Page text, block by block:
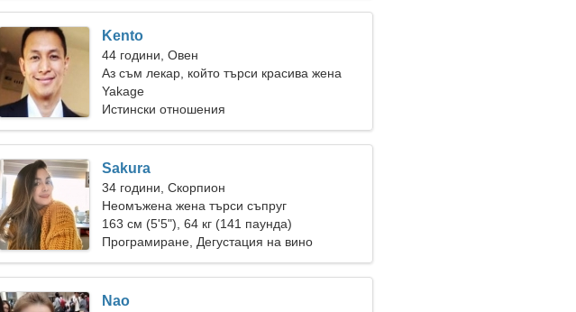
Kento
44 години, Овен
Аз съм лекар, който търси красива жена
Yakage
Истински отношения
Sakura
34 години, Скорпион
Неомъжена жена търси съпруг
163 см (5'5"), 64 кг (141 паунда)
Програмиране, Дегустация на вино
Nao